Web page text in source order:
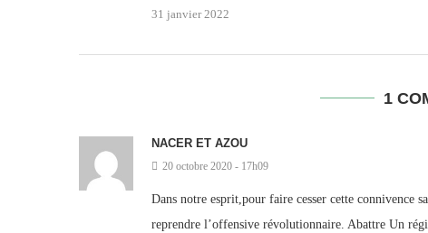
31 janvier 2022
1
NACER ET AZOU
20 octobre 2020 - 17h09
Dans notre esprit,pour faire cesser cette connivence
reprendre l’offensive révolutionnaire. Abattre Un